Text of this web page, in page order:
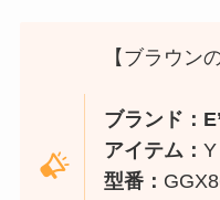
【ブラウン
ブランド：
アイテム：
型番：